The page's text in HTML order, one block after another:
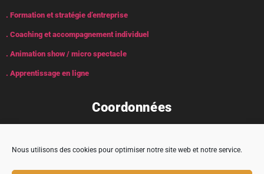
Nous utilisons des cookies pour optimiser notre site web et notre service.
. Formation et stratégie d’entreprise
. Coaching et accompagnement individuel
. Animation show / micro spectacle
. Apprentissage en ligne
Coordonnées